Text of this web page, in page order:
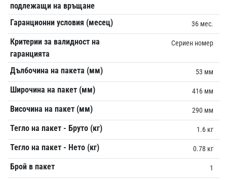
подлежащи на връщане
Гаранционни условия (месец) 36 мес.
Критерии за валидност на
гаранцията
Сериен номер
Дълбочина на пакета (мм) 53 мм
Широчина на пакет (мм) 416 мм
Височина на пакет (мм) 290 мм
Тегло на пакет - Бруто (кг) 1.6 кг
Тегло на пакет - Нето (кг) 0.78 кг
Брой в пакет 1